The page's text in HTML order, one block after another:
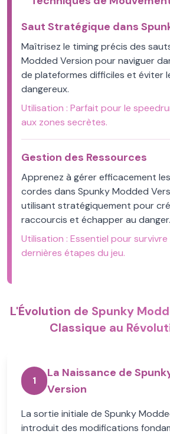
Saut Stratégique dans
Maîtrisez le timing précis des
Modded Version pour naviguer
de plateformes difficiles et éviter
dangereux.
Utilisation : Parfait pour le
aux zones secrètes.
Gestion des Ressources
Apprenez à gérer efficacement
cordes dans Spunky Modded
utilisant stratégiquement pour
raccourcis et échapper au danger.
Utilisation : Essentiel pour survivre
dernières étapes du jeu.
L'Évolution de Spunky
Classique au
1
La Naissance de
Version
La sortie initiale de Spunky
introduit des modifications